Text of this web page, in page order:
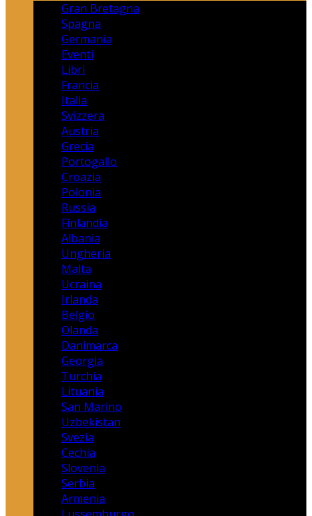
Gran Bretagna
Spagna
Germania
Eventi
Libri
Francia
Italia
Svizzera
Austria
Grecia
Portogallo
Croazia
Polonia
Russia
Finlandia
Albania
Ungheria
Malta
Ucraina
Irlanda
Belgio
Olanda
Danimarca
Georgia
Turchia
Lituania
San Marino
Uzbekistan
Svezia
Cechia
Slovenia
Serbia
Armenia